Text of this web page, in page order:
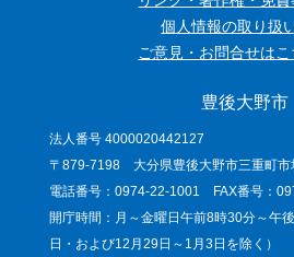
個人情報の取り扱
ご意見・お問合せはこ
豊後大野市
法人番号 4000020442127
〒879-7198 大分県豊後大野市三重町市
電話番号：0974-22-1001 FAX番号：
開庁時間：月～金曜日午前8時30分～午
日・および12月29日～1月3日を除く）